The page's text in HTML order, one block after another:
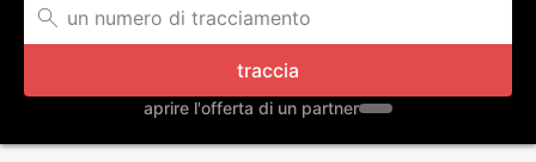
traccia
aprire l'offerta di un partner